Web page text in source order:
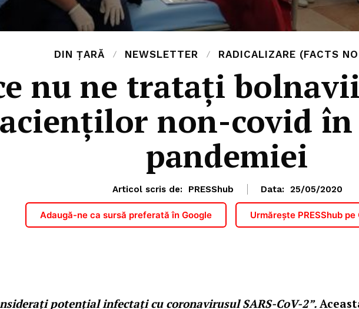
DIN ȚARĂ NEWSLETTER RADICALIZARE (FACTS
nu ne tratați
non-covid în
pandemiei
Articol scris de: PRESShub Data: 25/05/2020
Adaugă-ne ca sursă preferată în Google Urmărește PRESShub
potențial infectați cu coronavirusul SARS-CoV-2”.